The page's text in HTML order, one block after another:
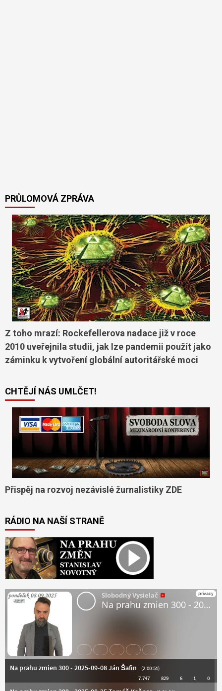
PRŮLOMOVÁ ZPRÁVA
Z toho mrazí: Rockefellerova nadace již v roce
2010 uveřejnila studii, jak lze pandemii použít jako
záminku k vytvoření globální autoritářské moci
CHTĚJÍ NÁS UMLČET!
Přispěj na rozvoj nezávislé žurnalistiky ZDE
RÁDIO NA NAŠÍ STRANĚ